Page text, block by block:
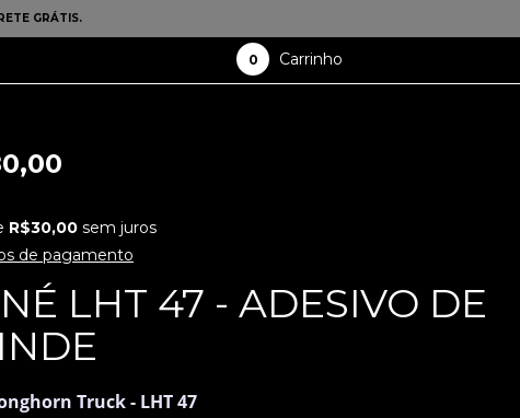
GRÁTIS.
0 Carrinho
R$30,00 sem juros
de pagamento
LHT 47 - ADESIVO DE
Truck - LHT 47